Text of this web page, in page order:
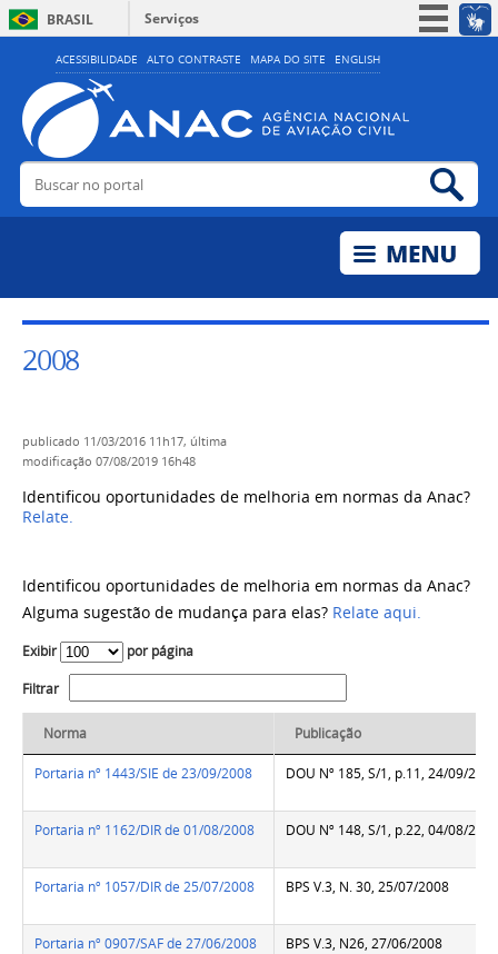
ACESSIBILIDADE ALTO CONTRASTE MAPA DO SITE ENGLISH
BRASIL
Serviços
Simplifique!
Acesso à informação
Legislação
Buscar no portal
2008
publicado 11/03/2016 11h17, última
modificação 07/08/2019 16h48
Identificou oportunidades de melhoria em normas da Anac?
Relate.
Identificou oportunidades de melhoria em normas da Anac?
Alguma sugestão de mudança para elas? Relate aqui.
Exibir
por página
Filtrar
Norma Publicação
Portaria nº 1443/SIE de 23/09/2008 DOU Nº 185, S/1, p.11, 24/09/2008
Portaria nº 1162/DIR de 01/08/2008 DOU Nº 148, S/1, p.22, 04/08/2008
Portaria nº 1057/DIR de 25/07/2008 BPS V.3, N. 30, 25/07/2008
Portaria nº 0907/SAF de 27/06/2008 BPS V.3, N26, 27/06/2008